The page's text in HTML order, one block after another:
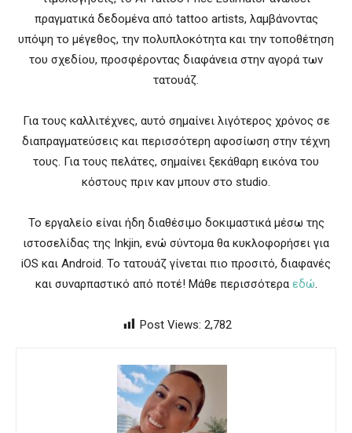
πραγματικά δεδομένα από tattoo artists, λαμβάνοντας
υπόψη το μέγεθος, την πολυπλοκότητα και την τοποθέτηση
του σχεδίου, προσφέροντας διαφάνεια στην αγορά των
τατουάζ.
Για τους καλλιτέχνες, αυτό σημαίνει λιγότερος χρόνος σε
διαπραγματεύσεις και περισσότερη αφοσίωση στην τέχνη
τους. Για τους πελάτες, σημαίνει ξεκάθαρη εικόνα του
κόστους πριν καν μπουν στο studio.
Το εργαλείο είναι ήδη διαθέσιμο δοκιμαστικά μέσω της
ιστοσελίδας της Inkjin, ενώ σύντομα θα κυκλοφορήσει για
iOS και Android. Το τατουάζ γίνεται πιο προσιτό, διαφανές
και συναρπαστικό από ποτέ! Μάθε περισσότερα εδώ.
Post Views: 2,782